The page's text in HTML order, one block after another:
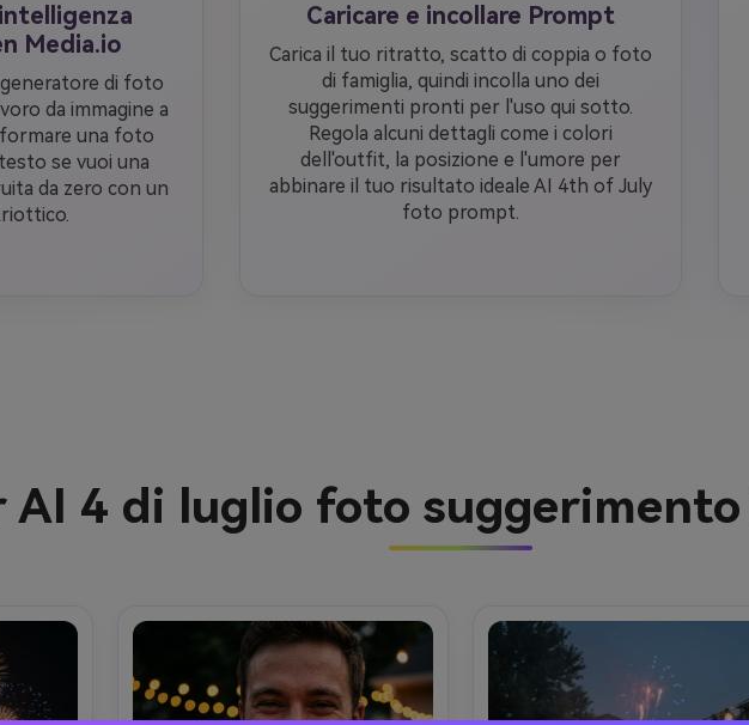
Media.io
generatore di foto
da immagine a
una foto
se vuoi una
da zero con un
Caricare e incollare Prompt
Carica il tuo ritratto, scatto di coppia o foto
di famiglia, quindi incolla uno dei
suggerimenti pronti per l'uso qui sotto.
Regola alcuni dettagli come i colori
dell'outfit, la posizione e l'umore per
abbinare il tuo risultato ideale AI 4th of July
foto prompt.
AI 4 di luglio foto suggerimento